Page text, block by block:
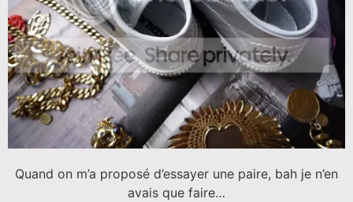
Quand on m’a proposé d’essayer une paire, bah je n’en
avais que faire…